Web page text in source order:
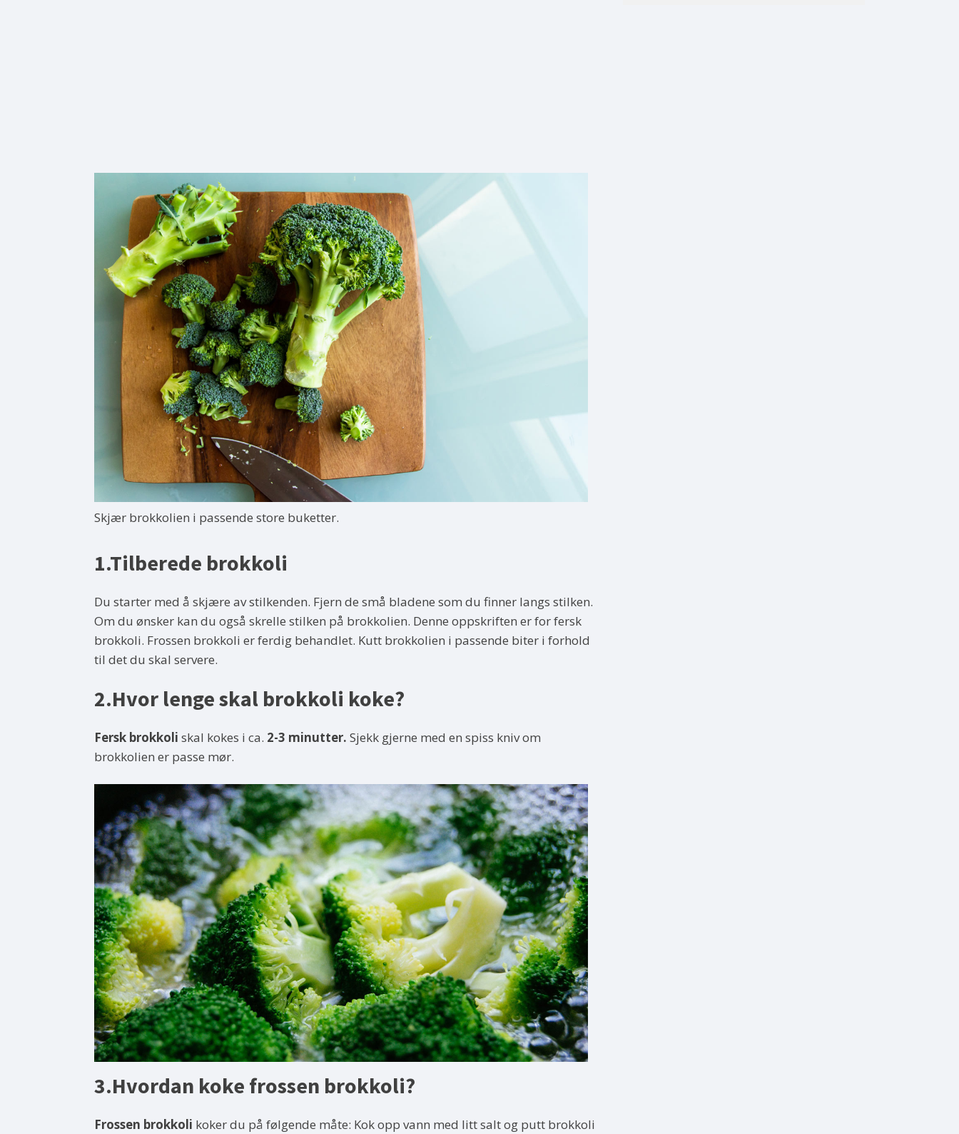
Skjær brokkolien i passende store buketter.
1.Tilberede brokkoli
Du starter med å skjære av stilkenden. Fjern de små bladene som du finner langs stilken.
Om du ønsker kan du også skrelle stilken på brokkolien. Denne oppskriften er for fersk
brokkoli. Frossen brokkoli er ferdig behandlet. Kutt brokkolien i passende biter i forhold
til det du skal servere.
2.Hvor lenge skal brokkoli koke?
Fersk brokkoli skal kokes i ca. 2-3 minutter. Sjekk gjerne med en spiss kniv om
brokkolien er passe mør.
3.Hvordan koke frossen brokkoli?
Frossen brokkoli koker du på følgende måte: Kok opp vann med litt salt og putt brokkoli